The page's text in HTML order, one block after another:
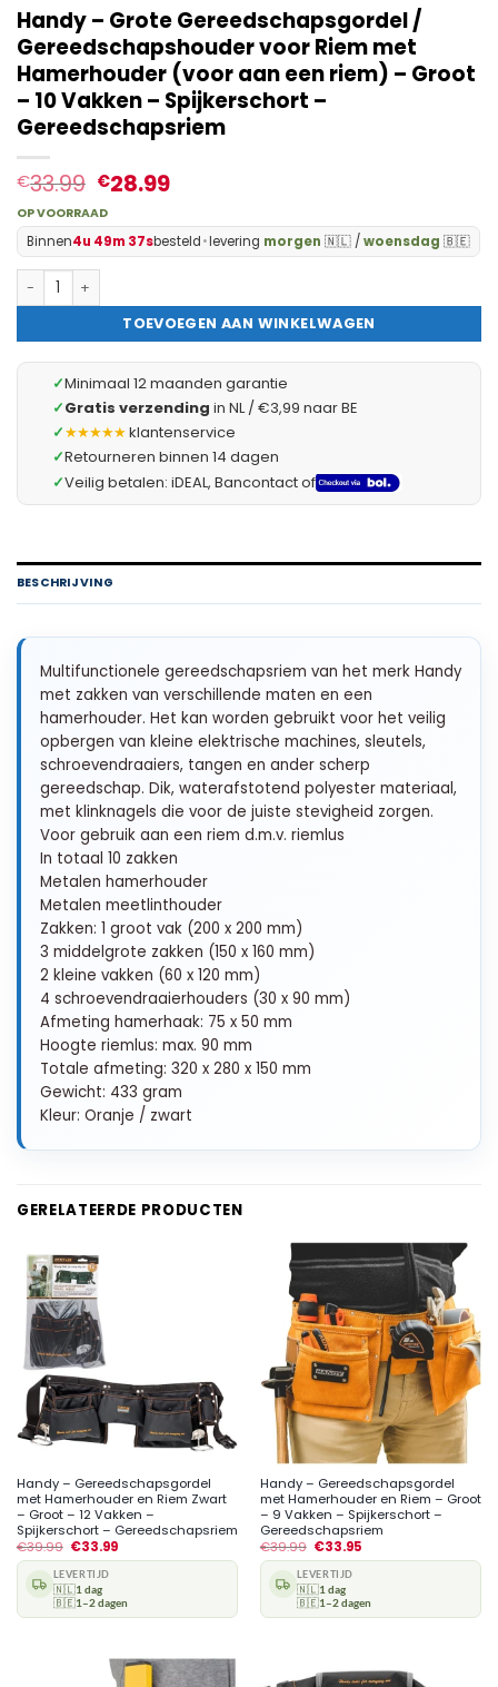
Handy – Grote Gereedschapsgordel /
Gereedschapshouder voor Riem met
Hamerhouder (voor aan een riem) – Groot
– 10 Vakken – Spijkerschort –
Gereedschapsriem
€33.99 €28.99
OP VOORRAAD
Binnen4u 49m 36sbesteld•levering morgen 🇳🇱 /woensdag 🇧🇪
Handy - Grote Gereedschapsgordel / Gereedschapshouder
TOEVOEGEN AAN WINKELWAGEN
✓Minimaal 12 maanden garantie
✓Gratis verzending in NL / €3,99 naar BE
✓★★★★★klantenservice
✓Retourneren binnen 14 dagen
✓Veilig betalen: iDEAL, Bancontact of
BESCHRIJVING
Multifunctionele gereedschapsriem van het merk Handy
met zakken van verschillende maten en een
hamerhouder. Het kan worden gebruikt voor het veilig
opbergen van kleine elektrische machines, sleutels,
schroevendraaiers, tangen en ander scherp
gereedschap. Dik, waterafstotend polyester materiaal,
met klinknagels die voor de juiste stevigheid zorgen.
Voor gebruik aan een riem d.m.v. riemlus
In totaal 10 zakken
Metalen hamerhouder
Metalen meetlinthouder
Zakken: 1 groot vak (200 x 200 mm)
3 middelgrote zakken (150 x 160 mm)
2 kleine vakken (60 x 120 mm)
4 schroevendraaierhouders (30 x 90 mm)
Afmeting hamerhaak: 75 x 50 mm
Hoogte riemlus: max. 90 mm
Totale afmeting: 320 x 280 x 150 mm
Gewicht: 433 gram
Kleur: Oranje / zwart
GERELATEERDE PRODUCTEN
Handy – Gereedschapsgordel
met Hamerhouder en Riem Zwart
– Groot – 12 Vakken –
Spijkerschort – Gereedschapsriem
€39.99 €33.99
LEVERTIJD
🇳🇱1 dag
🇧🇪1–2 dagen
Handy – Gereedschapsgordel
met Hamerhouder en Riem – Groot
– 9 Vakken – Spijkerschort –
Gereedschapsriem
€39.99 €33.95
LEVERTIJD
🇳🇱1 dag
🇧🇪1–2 dagen